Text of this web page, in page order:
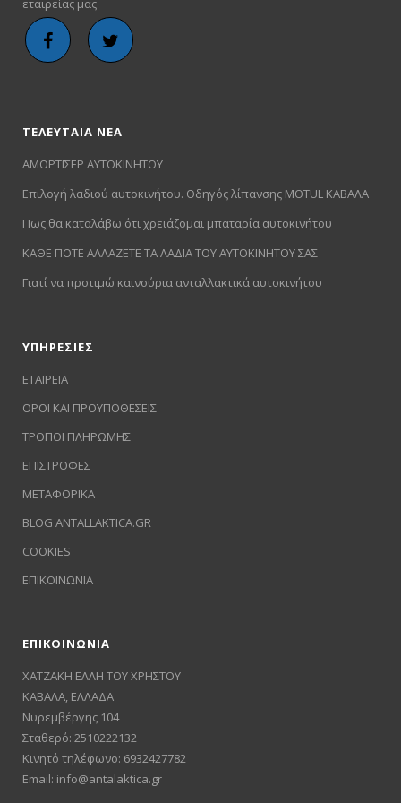
εταιρείας μας
ΤΕΛΕΥΤΑΙΑ ΝΕΑ
ΑΜΟΡΤΙΣΕΡ ΑΥΤΟΚΙΝΗΤΟΥ
Επιλογή λαδιού αυτοκινήτου. Οδηγός λίπανσης MOTUL ΚΑΒΑΛΑ
Πως θα καταλάβω ότι χρειάζομαι μπαταρία αυτοκινήτου
ΚΑΘΕ ΠΟΤΕ ΑΛΛΑΖΕΤΕ ΤΑ ΛΑΔΙΑ ΤΟΥ ΑΥΤΟΚΙΝΗΤΟΥ ΣΑΣ
Γιατί να προτιμώ καινούρια ανταλλακτικά αυτοκινήτου
ΥΠΗΡΕΣΙΕΣ
ΕΤΑΙΡΕΙΑ
ΟΡΟΙ ΚΑΙ ΠΡΟΥΠΟΘΕΣΕΙΣ
ΤΡΟΠΟΙ ΠΛΗΡΩΜΗΣ
ΕΠΙΣΤΡΟΦΕΣ
ΜΕΤΑΦΟΡΙΚΑ
BLOG ANTALLAKTICA.GR
COOKIES
ΕΠΙΚΟΙΝΩΝΙΑ
ΕΠΙΚΟΙΝΩΝΙΑ
ΧΑΤΖΑΚΗ ΕΛΛΗ ΤΟΥ ΧΡΗΣΤΟΥ
ΚΑΒΑΛΑ, ΕΛΛΑΔΑ
Νυρεμβέργης 104
Σταθερό: 2510222132
Κινητό τηλέφωνο: 6932427782
Email: info@antalaktica.gr